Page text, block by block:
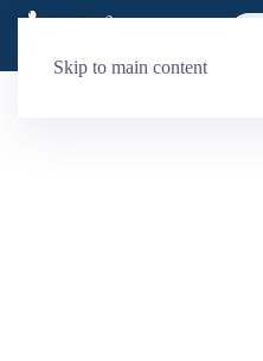
Skip to main content